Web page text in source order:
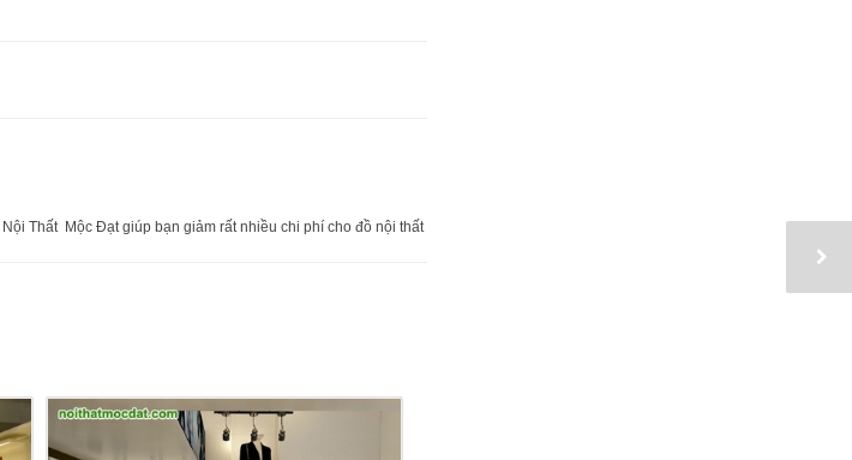
Thất Mộc Đạt giúp bạn giảm rất nhiều chi phí cho đồ nội thất